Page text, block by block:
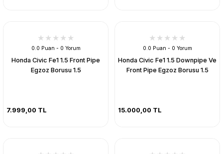
0.0 Puan - 0 Yorum
Honda Civic Fe1 1.5 Front Pipe
Egzoz Borusu 1.5
7.999,00 TL
0.0 Puan - 0 Yorum
Honda Civic Fe1 1.5 Downpipe Ve
Front Pipe Egzoz Borusu 1.5
15.000,00 TL